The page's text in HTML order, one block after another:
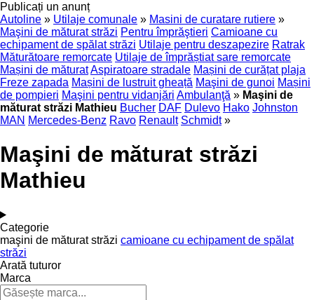
Publicați un anunț
Autoline » Utilaje comunale » Masini de curatare rutiere »
Maşini de măturat străzi Pentru împrăştieri Camioane cu
echipament de spălat străzi Utilaje pentru deszapezire Ratrak
Măturătoare remorcate Utilaje de împrăștiat sare remorcate
Mașini de măturatAspiratoare stradale Mașini de curățat plaja
Freze zapada Mașini de lustruit gheață Maşini de gunoi Mașini
de pompieri Maşini pentru vidanjări Ambulanţă » Maşini de
măturat străzi Mathieu Bucher DAF Dulevo Hako Johnston
MAN Mercedes-Benz Ravo Renault Schmidt »
Maşini de măturat străzi
Mathieu
Categorie
maşini de măturat străzi camioane cu echipament de spălat
străzi
Arată tuturor
Marca